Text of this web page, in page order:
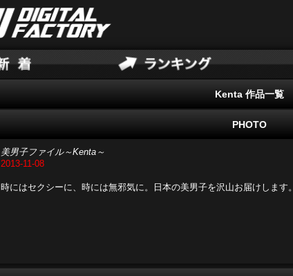
Kenta 作品一覧
PHOTO
美男子ファイル～Kenta～
2013-11-08
時にはセクシーに、時には無邪気に。日本の美男子を沢山お届けします。